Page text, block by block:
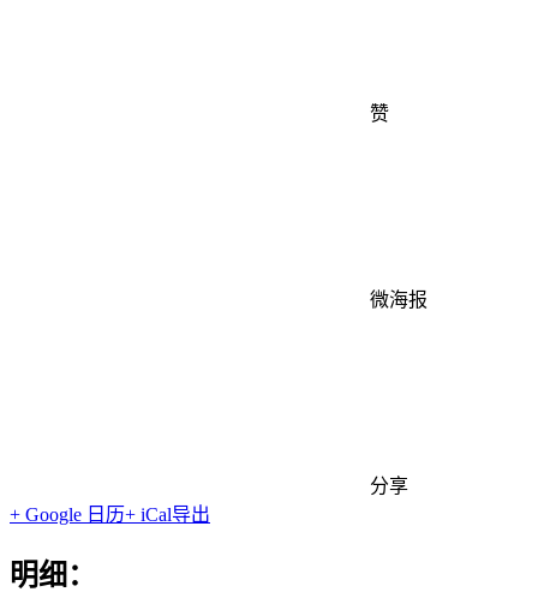
赞
微海报
分享
+ Google 日历+ iCal导出
明细：